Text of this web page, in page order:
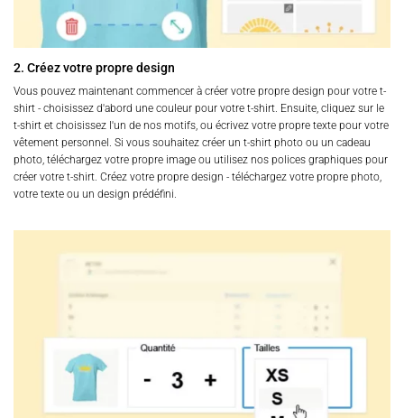
2. Créez votre propre design
Vous pouvez maintenant commencer à créer votre propre design pour votre t-
shirt - choisissez d'abord une couleur pour votre t-shirt. Ensuite, cliquez sur le
t-shirt et choisissez l'un de nos motifs, ou écrivez votre propre texte pour votre
vêtement personnel. Si vous souhaitez créer un t-shirt photo ou un cadeau
photo, téléchargez votre propre image ou utilisez nos polices graphiques pour
créer votre t-shirt. Créez votre propre design - téléchargez votre propre photo,
votre texte ou un design prédéfini.